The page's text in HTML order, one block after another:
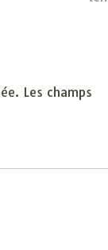
Les champs